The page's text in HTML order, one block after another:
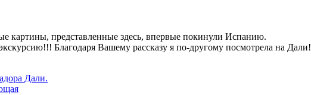
картины, представленные здесь, впервые покинули Испанию.
Благодаря Вашему рассказу я по-другому посмотрела на Дали!
Дали.